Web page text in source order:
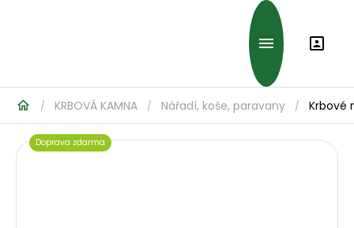
/ KRBOVÁ KAMNA / Nářadí, koše, paravany / Krbové
Doprava zdarma